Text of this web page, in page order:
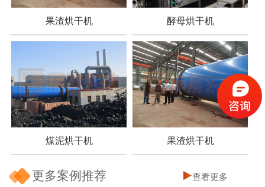
果渣烘干机 酵母烘干机
煤泥烘干机 果渣烘干机
更多案例推荐 查看更多